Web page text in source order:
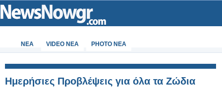
ΝΕΑ VIDEO NEA PHOTO NEA
Ημερήσιες Προβλέψεις για όλα τα Ζώδια